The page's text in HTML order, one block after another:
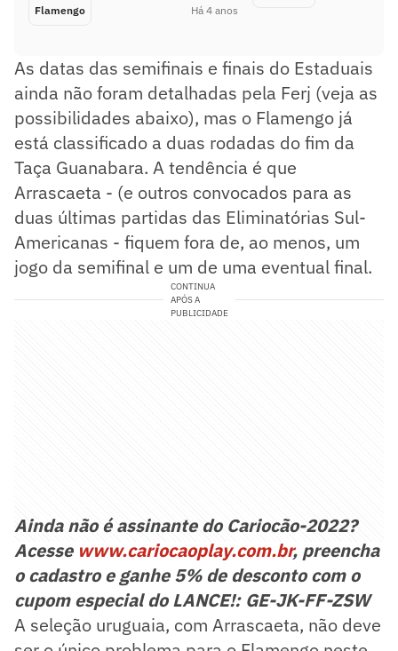
Flamengo Há 4 anos
As datas das semifinais e finais do Estaduais
ainda não foram detalhadas pela Ferj (veja as
possibilidades abaixo), mas o Flamengo já
está classificado a duas rodadas do fim da
Taça Guanabara. A tendência é que
Arrascaeta - (e outros convocados para as
duas últimas partidas das Eliminatórias Sul-
Americanas - fiquem fora de, ao menos, um
jogo da semifinal e um de uma eventual final.
CONTINUA
APÓS A
PUBLICIDADE
Ainda não é assinante do Cariocão-2022?
Acesse www.cariocaoplay.com.br, preencha
o cadastro e ganhe 5% de desconto com o
cupom especial do LANCE!: GE-JK-FF-ZSW
A seleção uruguaia, com Arrascaeta, não deve